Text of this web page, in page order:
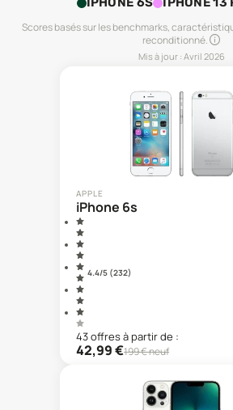
Scores basés sur les benchmarks,
reconditionné.
Mis à jour : Avril 2026
APPLE
iPhone 6s
4.4/5 (232)
43offresà partir de :
42,99€199€ neuf